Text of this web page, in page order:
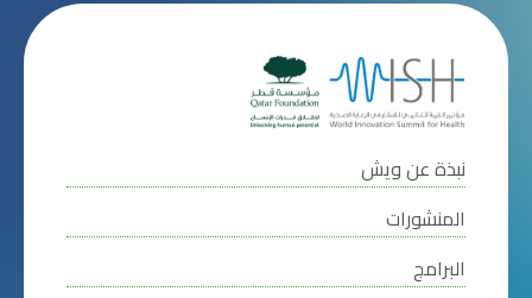
نبذة عن ويش
المنشورات
البرامج